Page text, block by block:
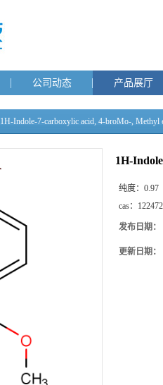
公司动态 产品展厅
1H-Indole-7-carboxylic acid, 4-broMo-, Methyl
1H-
纯度： 0.97
cas：
发布日期：
更新日期：